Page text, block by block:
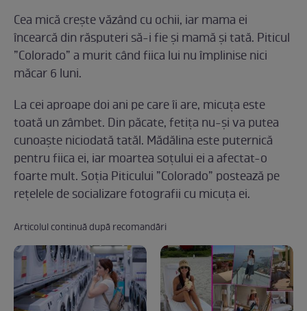
Cea mică crește văzând cu ochii, iar mama ei
încearcă din răsputeri să-i fie și mamă și tată. Piticul
”Colorado” a murit când fiica lui nu împlinise nici
măcar 6 luni.
La cei aproape doi ani pe care îi are, micuța este
toată un zâmbet. Din păcate, fetița nu-și va putea
cunoaște niciodată tatăl. Mădălina este puternică
pentru fiica ei, iar moartea soțului ei a afectat-o
foarte mult. Soția Piticului ”Colorado” postează pe
rețelele de socializare fotografii cu micuța ei.
Articolul continuă după recomandări